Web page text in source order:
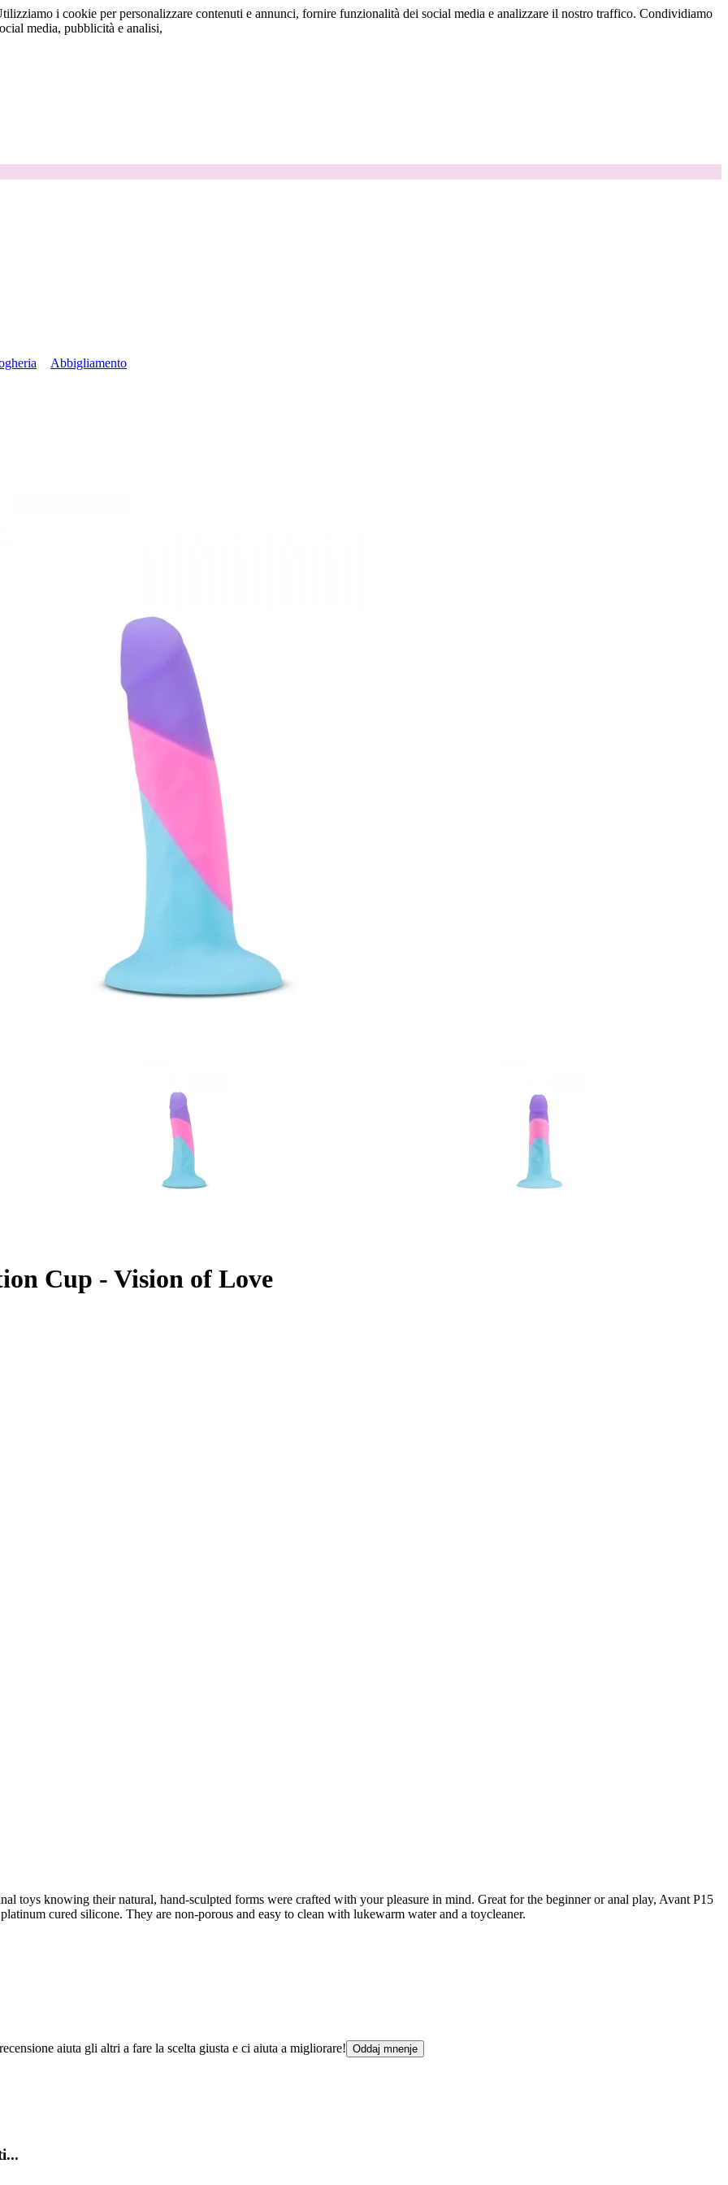
i cookie per personalizzare contenuti e annunci, fornire funzionalità dei social media e analizzare il nostro traffico. Condividiamo
media, pubblicità e analisi,
Abbigliamento
Cup - Vision of Love
toys knowing their natural, hand-sculpted forms were crafted with your pleasure in mind. Great for the beginner or anal play, Avant P15
cured silicone. They are non-porous and easy to clean with lukewarm water and a toycleaner.
aiuta gli altri a fare la scelta giusta e ci aiuta a migliorare! Oddaj mnenje